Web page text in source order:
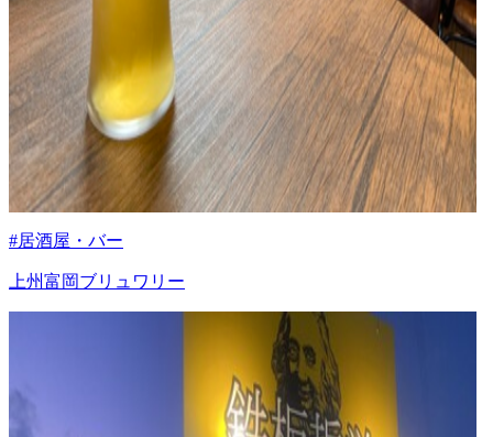
#居酒屋・バー
上州富岡ブリュワリー